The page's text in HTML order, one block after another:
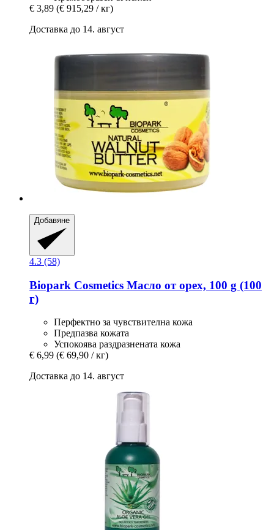
€ 3,89 (€ 915,29 / кг)
Доставка до 14. август
Добавяне
4.3 (58)
Biopark Cosmetics Масло от орех, 100 g (100
г)
Перфектно за чувствителна кожа
Предпазва кожата
Успокоява раздразнената кожа
€ 6,99 (€ 69,90 / кг)
Доставка до 14. август